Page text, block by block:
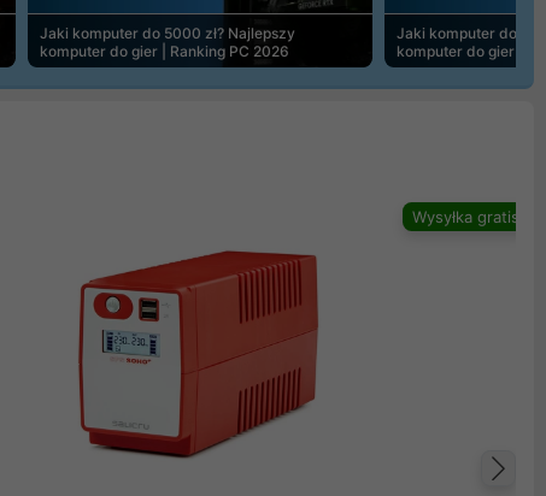
Jaki komputer do 5000 zł? Najlepszy
komputer do gier | Ranking PC 2026
Jaki komputer do
komputer do gier |
Wysyłka gratis